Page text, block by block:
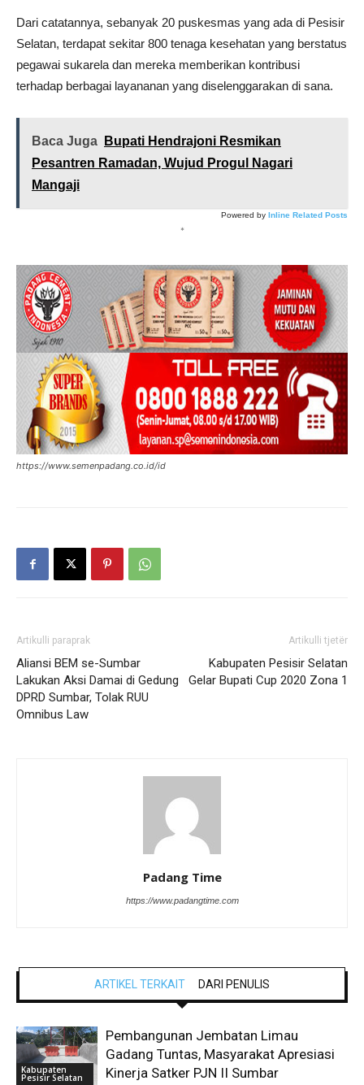
Dari catatannya, sebanyak 20 puskesmas yang ada di Pesisir
Selatan, terdapat sekitar 800 tenaga kesehatan yang berstatus
pegawai sukarela dan mereka memberikan kontribusi
terhadap berbagai layananan yang diselenggarakan di sana.
Baca Juga
Bupati Hendrajoni Resmikan
Pesantren Ramadan, Wujud Progul Nagari
Mangaji
Powered by Inline Related Posts
*
https://www.semenpadang.co.id/id
Artikulli paraprak
Aliansi BEM se-Sumbar
Lakukan Aksi Damai di Gedung
DPRD Sumbar, Tolak RUU
Omnibus Law
Artikulli tjetër
Kabupaten Pesisir Selatan
Gelar Bupati Cup 2020 Zona 1
Padang Time
https://www.padangtime.com
ARTIKEL TERKAIT DARI PENULIS
Kabupaten
Pesisir Selatan
Pembangunan Jembatan Limau
Gadang Tuntas, Masyarakat Apresiasi
Kinerja Satker PJN II Sumbar